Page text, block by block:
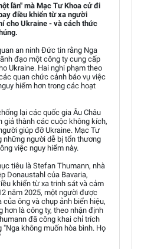
lần" mà Mạc Tư Khoa cử đi
điều khiển từ xa người
cho Ukraine - và cách thức
an ninh Đức tin rằng Nga
đạo một công ty cung cấp
Ukraine. Hai nghi phạm theo
quan chức cảnh báo vụ việc
hiểm hơn trong các hoạt
lại các quốc gia Âu Châu
giả thành các cuộc không kích,
giúp đỡ Ukraine. Mạc Tư
những người dễ bị tổn thương
việc nguy hiểm này.
tiêu là Stefan Thumann, nhà
Donaustahl của Bavaria,
khiển từ xa trinh sát và cảm
năm 2025, một người được
ông và chụp ảnh biển hiệu,
hơn là công ty, theo nhận định
đã công khai chỉ trích
không muốn hòa bình. Họ